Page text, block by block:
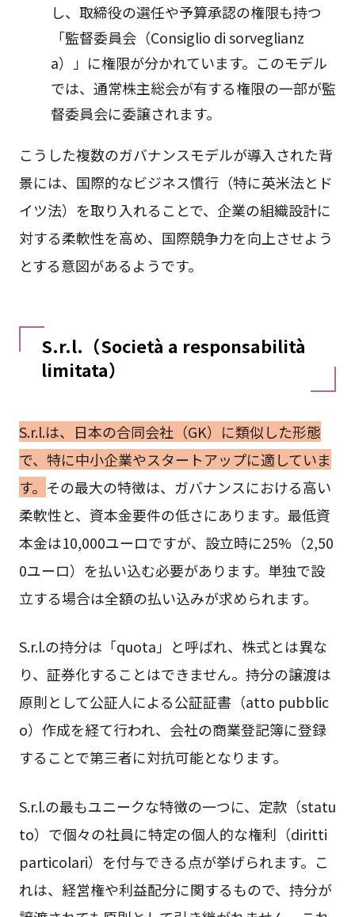
し、取締役の選任や予算承認の権限も持つ
「監督委員会（Consiglio di sorveglianz
a）」に権限が分かれています。このモデル
では、通常株主総会が有する権限の一部が監
督委員会に委譲されます。
こうした複数のガバナンスモデルが導入された背
景には、国際的なビジネス慣行（特に英米法とド
イツ法）を取り入れることで、企業の組織設計に
対する柔軟性を高め、国際競争力を向上させよう
とする意図があるようです。
S.r.l.（Società a responsabilità
limitata）
S.r.l.は、日本の合同会社（GK）に類似した形態
で、特に中小企業やスタートアップに適していま
す。 その最大の特徴は、ガバナンスにおける高い
柔軟性と、資本金要件の低さにあります。最低資
本金は10,000ユーロですが、設立時に25%（2,50
0ユーロ）を払い込む必要があります。単独で設
立する場合は全額の払い込みが求められます。
S.r.l.の持分は「quota」と呼ばれ、株式とは異な
り、証券化することはできません。持分の譲渡は
原則として公証人による公証証書（atto pubblic
o）作成を経て行われ、会社の商業登記簿に登録
することで第三者に対抗可能となります。
S.r.l.の最もユニークな特徴の一つに、定款（statu
to）で個々の社員に特定の個人的な権利（diritti
particolari）を付与できる点が挙げられます。こ
れは、経営権や利益配分に関するもので、持分が